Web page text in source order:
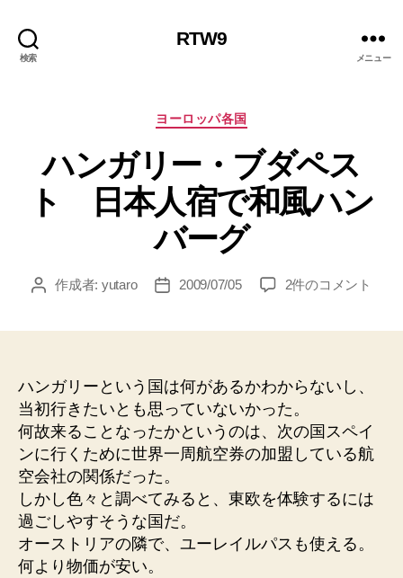
検索
RTW9
メニュー
カ
ー
ヨーロッパ各国
ハンガリー・ブダペス
ト 日本人宿で和風ハン
バーグ
投 作成者: yutaro
投
2009/07/05
ハ
ブ
ダ
ペ
ス
ト
本
宿
2件のコメント
ハンガリーという国は何があるかわからないし、
当初行きたいとも思っていないかった。
何故来ることなったかというのは、次の国スペイ
ンに行くために世界一周航空券の加盟している航
空会社の関係だった。
しかし色々と調べてみると、東欧を体験するには
過ごしやすそうな国だ。
オーストリアの隣で、ユーレイルパスも使える。
何より物価が安い。